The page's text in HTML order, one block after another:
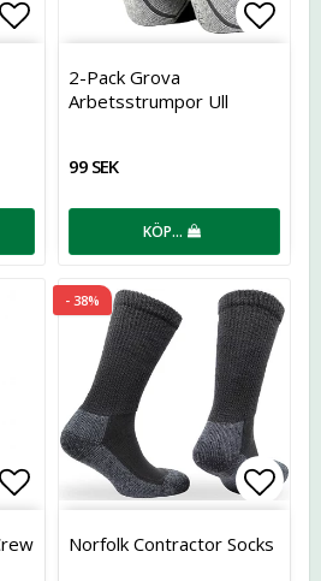
Lägg till i favoritlistan
2-Pack Grova
Arbetsstrumpor Ull
99 SEK
KÖP…
Lägg till i favoritlistan
- 38%
Norfolk Contractor Socks